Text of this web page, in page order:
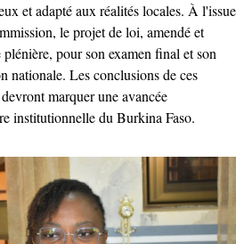
et adapté aux réalités locales. ‎À l'issue
le projet de loi, amendé et
pour son examen final et son
nationale. ‎Les conclusions de ces
marquer une avancée
institutionnelle du Burkina Faso.